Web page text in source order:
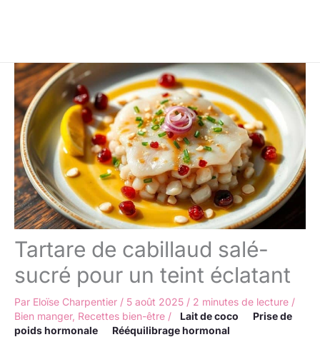
Tartare de cabillaud salé-
sucré pour un teint éclatant
Par Eloïse Charpentier / 5 août 2025 / 2 minutes de lecture /
Bien manger, Recettes bien-être / Lait de coco
Prise de
poids hormonale
Rééquilibrage hormonal